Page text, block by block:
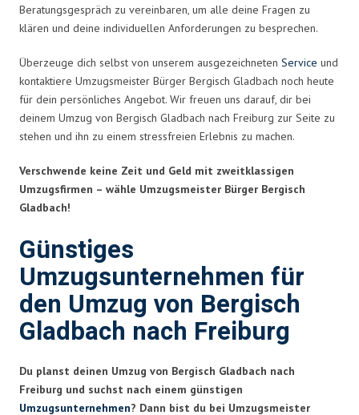
Beratungsgespräch zu vereinbaren, um alle deine Fragen zu
klären und deine individuellen Anforderungen zu besprechen.
Überzeuge dich selbst von unserem ausgezeichneten Service und
kontaktiere Umzugsmeister Bürger Bergisch Gladbach noch heute
für dein persönliches Angebot. Wir freuen uns darauf, dir bei
deinem Umzug von Bergisch Gladbach nach Freiburg zur Seite zu
stehen und ihn zu einem stressfreien Erlebnis zu machen.
Verschwende keine Zeit und Geld mit zweitklassigen
Umzugsfirmen – wähle Umzugsmeister Bürger Bergisch
Gladbach!
Günstiges
Umzugsunternehmen für
den Umzug von Bergisch
Gladbach nach Freiburg
Du planst deinen Umzug von Bergisch Gladbach nach
Freiburg und suchst nach einem günstigen
Umzugsunternehmen? Dann bist du bei Umzugsmeister